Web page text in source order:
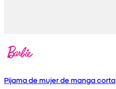
Pijama de mujer de manga corta